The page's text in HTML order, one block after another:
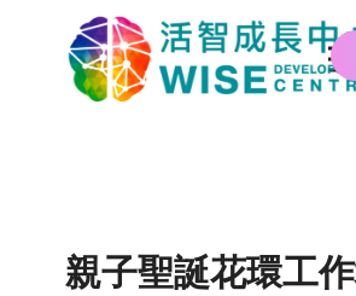
親子聖誕花環工